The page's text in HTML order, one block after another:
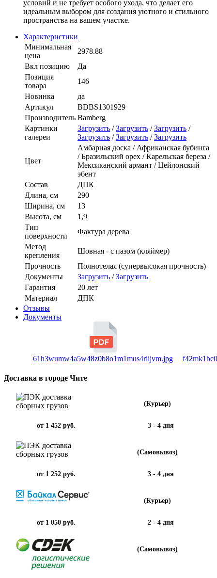
условий и не требует особого ухода, что делает его
идеальным выбором для создания уютного и стильного
пространства на вашем участке.
Характеристики
Минимальная
цена
2978.88
Вкл позицию
Да
Позиция
товара
146
Новинка
да
Артикул
BDBS1301929
Производитель Bamberg
Картинки
галереи
Загрузить /Загрузить /Загрузить /
Загрузить /Загрузить /Загрузить
Цвет
Амбарная доска / Африканская бубинга
/ Бразильский орех / Карельская береза /
Мексиканский армант / Цейлонский
эбент
Состав
ДПК
Длина, см
290
Ширина, см
13
Высота, см
1,9
Тип
поверхности
Фактура дерева
Метод
крепления
Шовная - с пазом (кляймер)
Прочность
Полнотелая (супервысокая прочность)
Документы
Загрузить /Загрузить
Гарантия
20 лет
Материал
ДПК
Отзывы
Документы
61h3wumw4a5w48z0b8o1m1mus4riijvm.jpg
Доставка в городе Чите
(Курьер)
от 1 452 руб. 3 - 4 дня
(Самовывоз)
от 1 252 руб. 3 - 4 дня
(Курьер)
от 1 050 руб. 2 - 4 дня
(Самовывоз)